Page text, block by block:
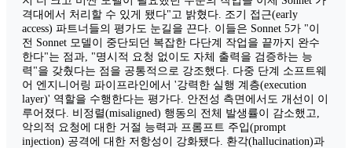
격대에서 처리할 수 있게 됐다"고 밝혔다. 조기 접근(early
access) 파트너들의 평가도 눈길을 끈다. 이들은 Sonnet 5가 "이
전 Sonnet 모델이 중단되던 복잡한 다단계 작업을 끝까지 완수
한다"는 점과, "명시적 요청 없이도 자체 출력을 검증하는 능
력"을 갖췄다는 점을 공통적으로 강조했다. 다중 단계 소프트웨
어 엔지니어링 파이프라인에서 '강력한 실행 계층(execution
layer)' 역할을 수행한다는 평가다. 안전성 측면에서도 개선이 이
루어졌다. 비정렬(misaligned) 행동의 전체 발생률이 감소했고,
악의적 요청에 대한 거절 능력과 프롬프트 주입(prompt
injection) 공격에 대한 저항성이 강화됐다. 환각(hallucination)과